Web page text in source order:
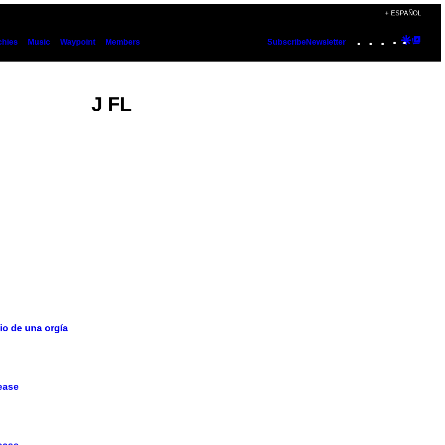
+ ESPAÑOL
Music Waypoint Members SubscribeNewsletter Instagram
TikTok
YouTube
Google
J FL
de una orgía